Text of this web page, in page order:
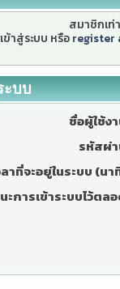
สมาชิกเท่
ข้าสู่ระบบ หรือregister
ะบบ
ชื่อผู้ใช้ง
รหัสผ่
ลาที่จะอยู่ในระบบ (นา
ะการเข้าระบบไว้ตล